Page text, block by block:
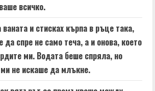
всичко.
и стисках кърпа в ръце така,
спре не само теча, а и онова, което
ми. Водата беше спряла, но
не искаше да млъкне.